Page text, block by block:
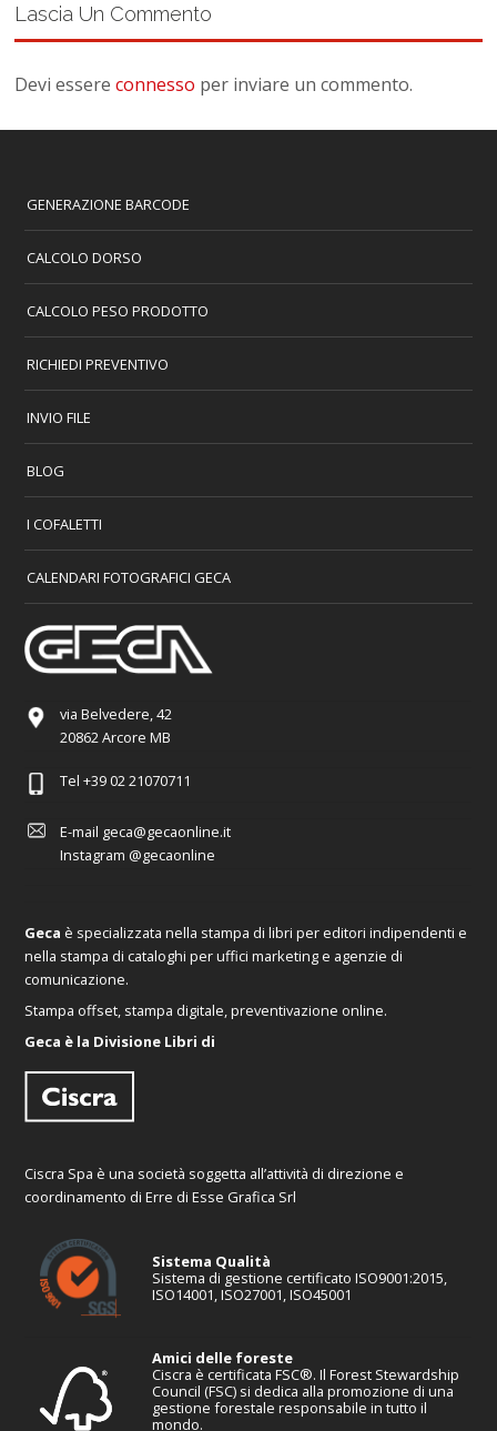
Lascia Un Commento
Devi essereconnesso per inviare un commento.
GENERAZIONE BARCODE
CALCOLO DORSO
CALCOLO PESO PRODOTTO
RICHIEDI PREVENTIVO
INVIO FILE
BLOG
I COFALETTI
CALENDARI FOTOGRAFICI GECA
via Belvedere, 42
20862 Arcore MB
Tel +39 02 21070711
E-mail geca@gecaonline.it
Instagram @gecaonline
Geca è specializzata nella stampa di libri per editori indipendenti e
nella stampa di cataloghi per uffici marketing e agenzie di
comunicazione.
Stampa offset, stampa digitale, preventivazione online.
Geca è la Divisione Libri di
Ciscra Spa è una società soggetta all’attività di direzione e
coordinamento di Erre di Esse Grafica Srl
Sistema Qualità
Sistema di gestione certificato ISO9001:2015,
ISO14001, ISO27001, ISO45001
Amici delle foreste
Ciscra è certificata FSC®. Il Forest Stewardship
Council (FSC) si dedica alla promozione di una
gestione forestale responsabile in tutto il
mondo.